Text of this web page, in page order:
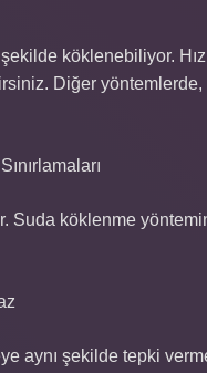
köklenebiliyor.
Diğer
Suda köklenme
aynı şekilde tepki